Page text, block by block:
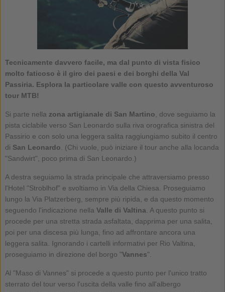
Tecnicamente davvero facile, ma dal punto di vista fisico
molto faticoso è il giro dei paesi e dei borghi della Val
Passiria. Esplora la particolare valle con questo avventuroso
tour MTB!
Si parte nella zona artigianale di San Martino , dove seguiamo la
pista ciclabile verso San Leonardo sulla riva orografica sinistra del
Passirio e con solo una leggera salita raggiungiamo subito il centro
di San Leonardo . (Chi vuole, può iniziare il tour anche alla locanda
"Sandwirt", poco prima di San Leonardo.)
A destra seguiamo la strada principale che attraversiamo presso
l'Hotel "Stroblhof" e svoltiamo in Via della Chiesa. Proseguiamo
lungo la Via Platzerberg, sempre più ripida, e da questo momento
seguendo l'indicazione nella Valle di Valtina . A questo punto si
procede per una stretta strada asfaltata, dapprima per una salita,
poi per una discesa più lunga, fino ad affrontare ancora una
leggera salita. Ignorando i cartelli informativi per Rio Valtina,
proseguiamo in direzione del borgo "Vannes".
Al "Maso di Vannes" si procede a questo punto per l'unico tratto
sterrato del tour verso l'uscita della valle fino all'albergo